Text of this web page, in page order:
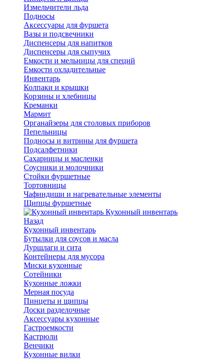
Измельчители льда
Подносы
Аксессуары для фуршета
Вазы и подсвечники
Диспенсеры для напитков
Диспенсеры для сыпучих
Емкости и мельницы для специй
Емкости охладительные
Инвентарь
Колпаки и крышки
Корзины и хлебницы
Креманки
Мармит
Органайзеры для столовых приборов
Пепельницы
Подносы и витрины для фуршета
Подсалфетники
Сахарницы и масленки
Соусники и молочники
Стойки фуршетные
Тортовницы
Чафиндиши и нагревательные элементы
Щипцы фуршетные
Кухонный инвентарь
Назад
Кухонный инвентарь
Бутылки для соусов и масла
Дуршлаги и сита
Контейнеры для мусора
Миски кухонные
Сотейники
Кухонные ложки
Мерная посуда
Пинцеты и щипцы
Доски разделочные
Аксессуары кухонные
Гастроемкости
Кастрюли
Венчики
Кухонные вилки